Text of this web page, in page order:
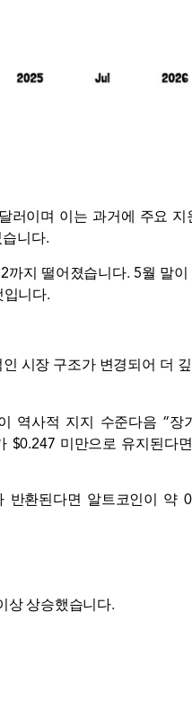
이며 이는 과거에 주요
니다.
지 떨어졌습니다. 5월 말
니다.
시장 구조가 변경되어 더
역사적 지지 수준다음 “장
미만으로 유지된다
환된다면 알트코인이 약
상 상승했습니다.